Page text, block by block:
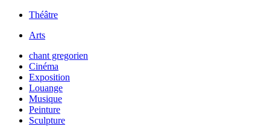
Théâtre
Arts
chant gregorien
Cinéma
Exposition
Louange
Musique
Peinture
Sculpture